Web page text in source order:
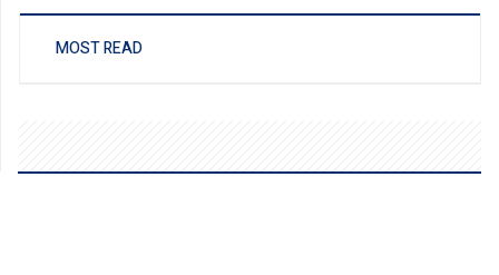
MOST READ